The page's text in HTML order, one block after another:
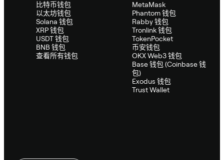
比特币钱包
以太坊钱包
Solana 钱包
XRP 钱包
USDT 钱包
BNB 钱包
查看所有钱包
MetaMask
Phantom 钱包
Rabby 钱包
Tronlink 钱包
TokenPocket
币安钱包
OKX Web3 钱包
Base 钱包 (Coinbase 钱
包)
Exodus 钱包
Trust Wallet